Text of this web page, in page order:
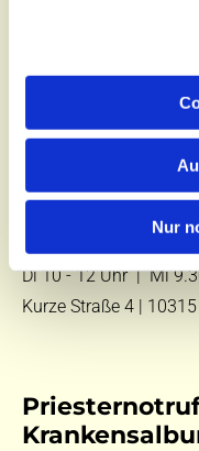
Nur
Kontakt
Tel.:
E-Mail:kontakt@st-
Di 10 - 12 Uhr |Mi
Kurze Straße 4 |